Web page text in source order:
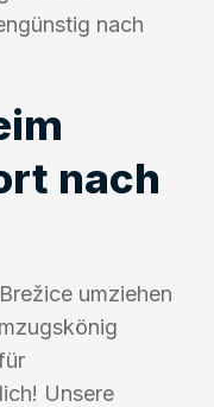
nach
nach
umziehen
Unsere